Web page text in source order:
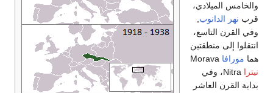
والخامس الميلادي،
قرب نهر الدانوب,
وفي القرن التاسع،
انتقلوا إلى منطقتين
هما مورافا
نيترا
Nitra، وفي
بداية القرن العاشر